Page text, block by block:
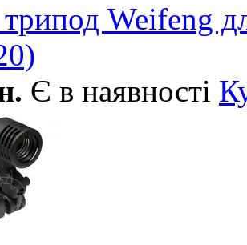
Weifeng
Є в наявності